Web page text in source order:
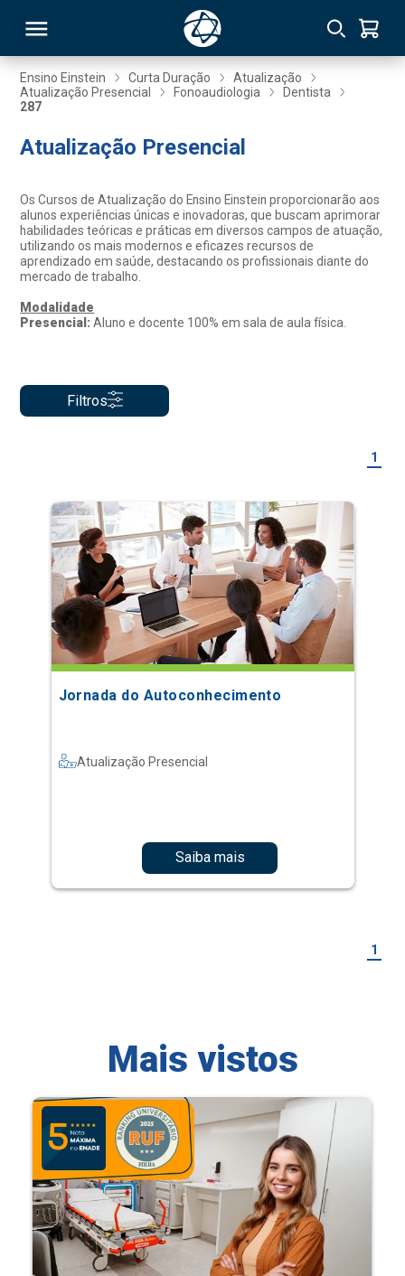
Ensino Einstein Curta Duração
Atualização
Atualização Presencial
Fonoaudiologia
Dentista
287
Atualização Presencial
Os Cursos de Atualização do Ensino Einstein proporcionarão aos
alunos experiências únicas e inovadoras, que buscam aprimorar
habilidades teóricas e práticas em diversos campos de atuação,
utilizando os mais modernos e eficazes recursos de
aprendizado em saúde, destacando os profissionais diante do
mercado de trabalho.
Modalidade
Presencial:Aluno e docente 100% em sala de aula física.
Filtros
1
Jornada do Autoconhecimento
Atualização Presencial
Saiba mais
1
Mais vistos